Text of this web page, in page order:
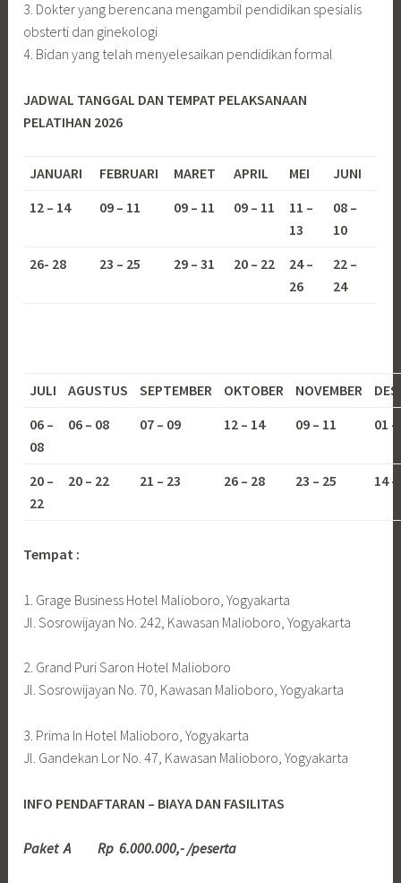
3. Dokter yang berencana mengambil pendidikan spesialis
obsterti dan ginekologi
4. Bidan yang telah menyelesaikan pendidikan formal
JADWAL TANGGAL DAN TEMPAT PELAKSANAAN
PELATIHAN 2026
JANUARI FEBRUARI MARET APRIL MEI
JUNI
12 – 14
09 – 11 09 – 11 09 – 11
11 –
13
08 –
10
26- 28
23 – 25 29 – 31 20 – 22
24 –
26
22 –
24
JULI AGUSTUS SEPTEMBER OKTOBER NOVEMBER
06 –
08
06 – 08 07 – 09 12 – 14 09 – 11 01
20 –
22
20 – 22 21 – 23 26 – 28 23 – 25 14
Tempat :
1. Grage Business Hotel Malioboro, Yogyakarta
Jl. Sosrowijayan No. 242, Kawasan Malioboro, Yogyakarta
2. Grand Puri Saron Hotel Malioboro
Jl. Sosrowijayan No. 70, Kawasan Malioboro, Yogyakarta
3. Prima In Hotel Malioboro, Yogyakarta
Jl. Gandekan Lor No. 47, Kawasan Malioboro, Yogyakarta
INFO PENDAFTARAN – BIAYA DAN FASILITAS
Paket A Rp 6.000.000,- /peserta